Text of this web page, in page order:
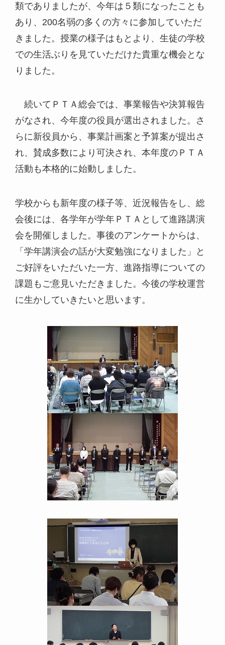
類でありましたが、今年は５類になったことも
あり、200名弱の多くの方々に参加していただ
きました。授業の様子はもとより、生徒の学校
での生活ぶりを見ていただけた貴重な機会とな
りました。
続いてＰＴＡ総会では、事業報告や決算報告
がなされ、今年度の役員が選出されました。さ
らに新役員から、事業計画案と予算案が提出さ
れ、賛成多数により可決され、本年度のＰＴＡ
活動も本格的に始動しました。
学校からも新年度の様子等、近況報告をし、総
会後には、各学年が学年ＰＴＡとして進路講演
会を開催しました。事後のアンケートからは、
「学年講演会の話が大変勉強になりました」と
ご好評をいただいた一方、進路指導についての
課題もご意見いただきました。今後の学校運営
に生かしていきたいと思います。